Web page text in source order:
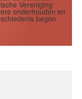
Vereniging
onderhouden en
begon